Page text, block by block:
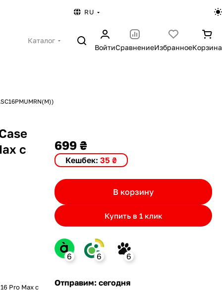
RU
Каталог
ВойтиСравнениеИзбранноеКорзина
с
Pro Max с
699 ₴
Кешбек: 35 ₴
В корзину
Купить в 1 клик
6 6 6
Отправим: сегодня